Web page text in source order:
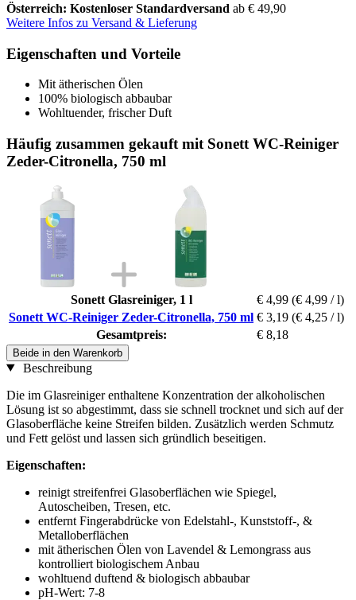
Österreich: Kostenloser Standardversand ab € 49,90
Weitere Infos zu Versand & Lieferung
Eigenschaften und Vorteile
Mit ätherischen Ölen
100% biologisch abbaubar
Wohltuender, frischer Duft
Häufig zusammen gekauft mit Sonett WC-Reiniger
Zeder-Citronella, 750 ml
Sonett Glasreiniger, 1 l € 4,99 (€ 4,99 / l)
Sonett WC-Reiniger Zeder-Citronella, 750 ml € 3,19 (€ 4,25 / l)
Gesamtpreis:
€ 8,18
Beide in den Warenkorb
Beschreibung
Die im Glasreiniger enthaltene Konzentration der alkoholischen
Lösung ist so abgestimmt, dass sie schnell trocknet und sich auf der
Glasoberfläche keine Streifen bilden. Zusätzlich werden Schmutz
und Fett gelöst und lassen sich gründlich beseitigen.
Eigenschaften:
reinigt streifenfrei Glasoberflächen wie Spiegel,
Autoscheiben, Tresen, etc.
entfernt Fingerabdrücke von Edelstahl-, Kunststoff-, &
Metalloberflächen
mit ätherischen Ölen von Lavendel & Lemongrass aus
kontrolliert biologischem Anbau
wohltuend duftend & biologisch abbaubar
pH-Wert: 7-8